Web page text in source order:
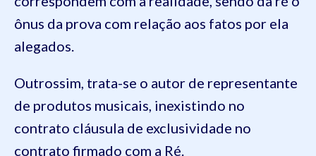
ônus da prova com relação aos fatos por ela
alegados.
Outrossim, trata-se o autor de representante
de produtos musicais, inexistindo no
contrato cláusula de exclusividade no
contrato firmado com a Ré.